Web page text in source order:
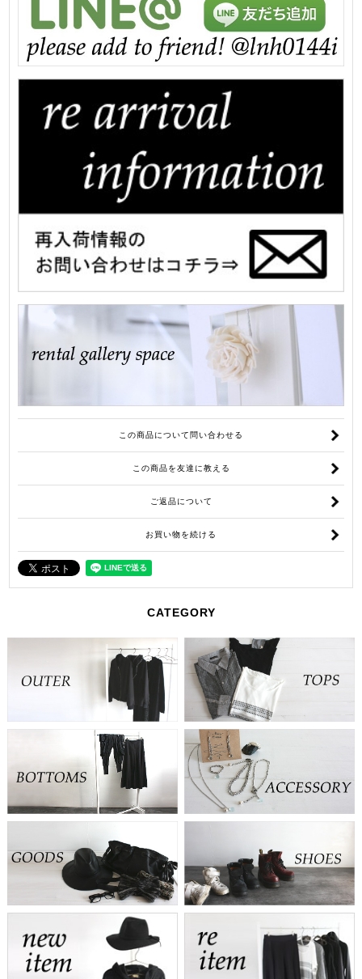
この商品について問い合わせる
この商品を友達に教える
ご返品について
お買い物を続ける
CATEGORY